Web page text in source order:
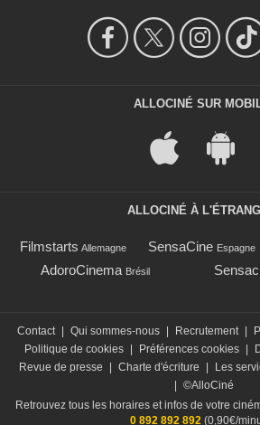
ALLOCINÉ SUR
ALLOCINÉ À
Filmstarts Allemagne SensaCine Espagne
AdoroCinema Brésil
Contact Qui sommes-nous Recrutement
Politique de cookies
Préférences cookies
Revue de presse
Charte d'écriture Les
©AlloCiné
Retrouvez tous les horaires et infos de votre
0 892 892 892(0,90€/